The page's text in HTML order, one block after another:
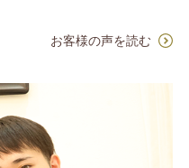
お客様の声を読む